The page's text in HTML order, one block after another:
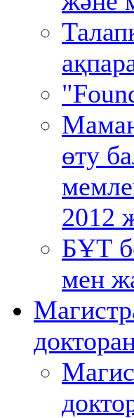
өту
2012
БҰТ
мен